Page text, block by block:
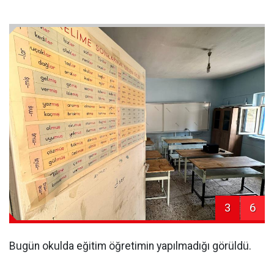
3 6
Bugün okulda eğitim öğretimin yapılmadığı görüldü.